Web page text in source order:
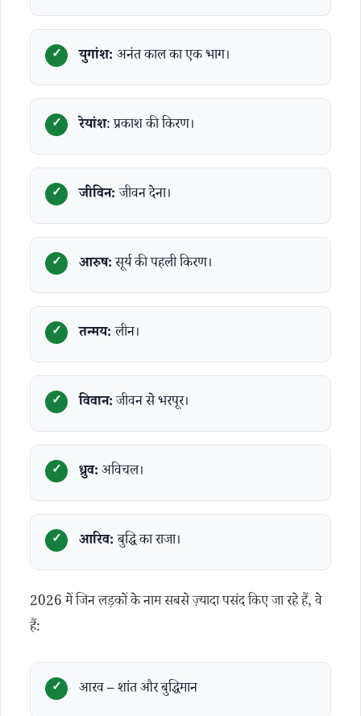
युगांश: अनंत काल का एक भाग।
रेयांश: प्रकाश की किरण।
जीविन:जीवन देना।
आरुष:सूर्य की पहली किरण।
तन्मय:लीन।
विवान:जीवन से भरपूर।
ध्रुव:अविचल।
आरिव:बुद्धि का राजा।
2026 में जिन लड़कों के नाम सबसे ज़्यादा पसंद किए जा रहे हैं, वे
हैं:
आरव – शांत और बुद्धिमान